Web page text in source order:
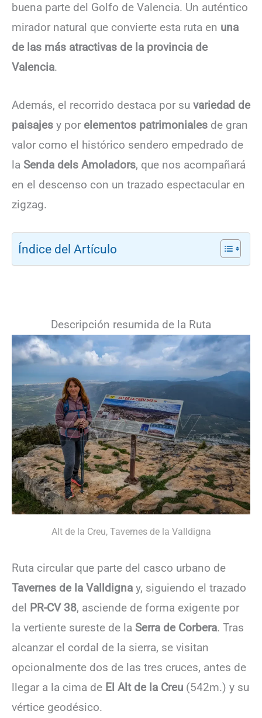
buena parte del Golfo de Valencia. Un auténtico
mirador natural que convierte esta ruta en una
de las más atractivas de la provincia de
Valencia.
Además, el recorrido destaca por su variedad de
paisajes y por elementos patrimoniales de gran
valor como el histórico sendero empedrado de
la Senda dels Amoladors, que nos acompañará
en el descenso con un trazado espectacular en
zigzag.
Índice del Artículo
Descripción resumida de la Ruta
Alt de la Creu, Tavernes de la Valldigna
Ruta circular que parte del casco urbano de
Tavernes de la Valldigna y, siguiendo el trazado
del PR-CV 38, asciende de forma exigente por
la vertiente sureste de la Serra de Corbera. Tras
alcanzar el cordal de la sierra, se visitan
opcionalmente dos de las tres cruces, antes de
llegar a la cima de El Alt de la Creu (542m.) y su
vértice geodésico.